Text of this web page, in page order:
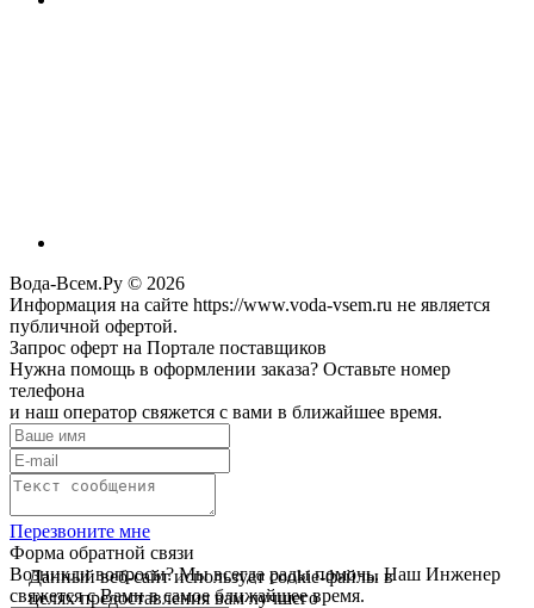
Вода-Всем.Ру © 2026
Информация на сайте https://www.voda-vsem.ru не является
публичной офертой.
Запрос оферт на Портале поставщиков
Нужна помощь в оформлении заказа? Оставьте номер
телефона
и наш оператор свяжется с вами в ближайшее время.
Перезвоните мне
Форма обратной связи
Возникли вопросы? Мы всегда рады помочь. Наш Инженер
свяжется с Вами в самое ближайшее время.
Данный веб-сайт использует cookie-файлы в
целях предоставления вам лучшего